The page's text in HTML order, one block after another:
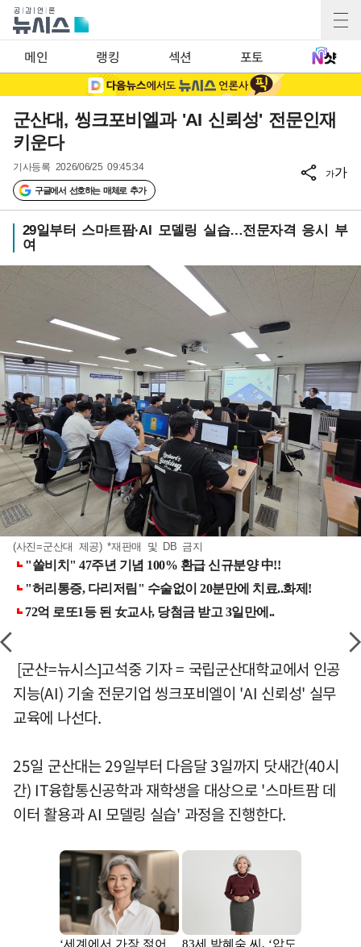
메인 랭킹 섹션 포토
군산대, 씽크포비엘과 'AI 신뢰성' 전문인재
키운다
기사등록 2026/06/25 09:45:34
구글에서 선호하는 매체로 추가
가가
29일부터 스마트팜·AI 모델링 실습…전문자격 응시 부
여
(사진=군산대 제공) *재판매 및 DB 금지
[군산=뉴시스]고석중 기자 = 국립군산대학교에서 인공
지능(AI) 기술 전문기업 씽크포비엘이 'AI 신뢰성' 실무
교육에 나선다.
25일 군산대는 29일부터 다음달 3일까지 닷새간(40시
간) IT융합통신공학과 재학생을 대상으로 '스마트팜 데
이터 활용과 AI 모델링 실습' 과정을 진행한다.